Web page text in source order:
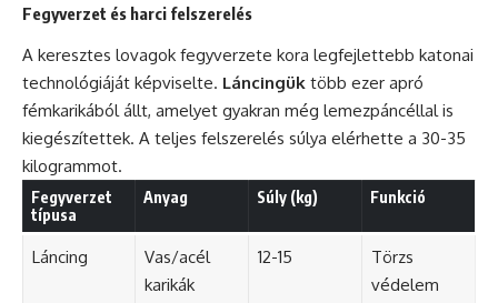
Fegyverzet és harci felszerelés
A keresztes lovagok fegyverzete kora legfejlettebb katonai
technológiáját képviselte. Láncingük több ezer apró
fémkarikából állt, amelyet gyakran még lemezpáncéllal is
kiegészítettek. A teljes felszerelés súlya elérhette a 30-35
kilogrammot.
Fegyverzet
típusa
Anyag Súly (kg) Funkció
Láncing
Vas/acél
karikák
12-15
Törzs
védelem